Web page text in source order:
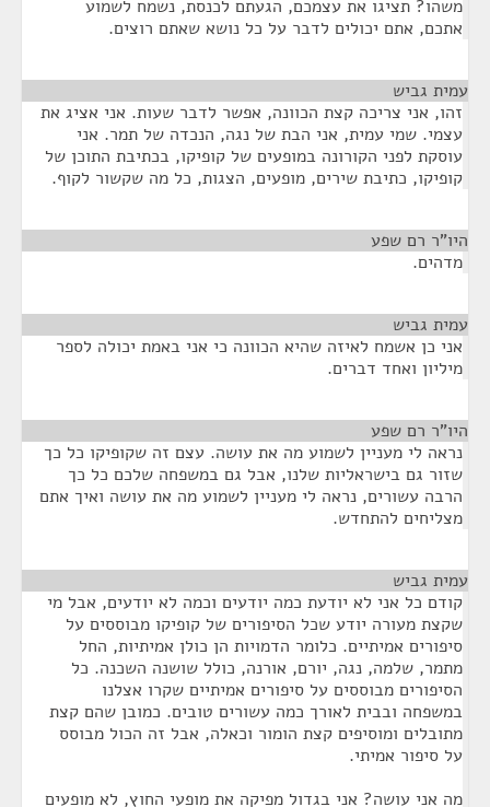
משהו? תציגו את עצמכם, הגעתם לכנסת, נשמח לשמוע
אתכם, אתם יכולים לדבר על כל נושא שאתם רוצים.
עמית גביש
זהו, אני צריכה קצת הכוונה, אפשר לדבר שעות. אני אציג את
עצמי. שמי עמית, אני הבת של נגה, הנכדה של תמר. אני
עוסקת לפני הקורונה במופעים של קופיקו, בכתיבת התוכן של
קופיקו, כתיבת שירים, מופעים, הצגות, כל מה שקשור לקוף.
היו"ר רם שפע
מדהים.
עמית גביש
אני כן אשמח לאיזה שהיא הכוונה כי אני באמת יכולה לספר
מיליון ואחד דברים.
היו"ר רם שפע
נראה לי מעניין לשמוע מה את עושה. עצם זה שקופיקו כל כך
שזור גם בישראליות שלנו, אבל גם במשפחה שלכם כל כך
הרבה עשורים, נראה לי מעניין לשמוע מה את עושה ואיך אתם
מצליחים להתחדש.
עמית גביש
קודם כל אני לא יודעת כמה יודעים וכמה לא יודעים, אבל מי
שקצת מעורה יודע שכל הסיפורים של קופיקו מבוססים על
סיפורים אמיתיים. כלומר הדמויות הן כולן אמיתיות, החל
מתמר, שלמה, נגה, יורם, אורנה, כולל שושנה השכנה. כל
הסיפורים מבוססים על סיפורים אמיתיים שקרו אצלנו
במשפחה ובבית לאורך כמה עשורים טובים. כמובן שהם קצת
מתובלים ומוסיפים קצת הומור וכאלה, אבל זה הכול מבוסס
על סיפור אמיתי.
מה אני עושה? אני בגדול מפיקה את מופעי החוץ, לא מופעים